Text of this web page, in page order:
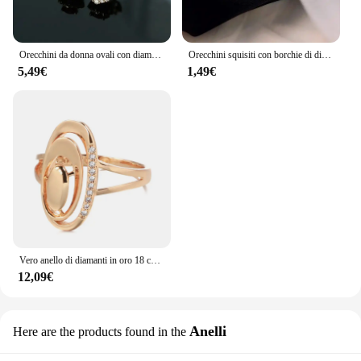
Orecchini da donna ovali con diamanti in argento rubino originali nuovi gioielli da sposa di lusso con fidanzamento lucido classico Vintage
5,49€
Orecchini squisiti con borchie di diamanti e stelle e luna Orecchini asimmetrici Orecchini versatili in stile freddo per le donne
1,49€
Vero anello di diamanti in oro 18 carati per le donne per unire la festa con pietre preziose peridoto Anillos De Wedding Diamante fidanzamento gioielli Fine Ring Box
12,09€
Here are the products found in the Anelli